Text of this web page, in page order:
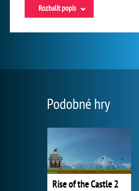
Rozbalit popis
Podobné hry
Rise of the Castle 2